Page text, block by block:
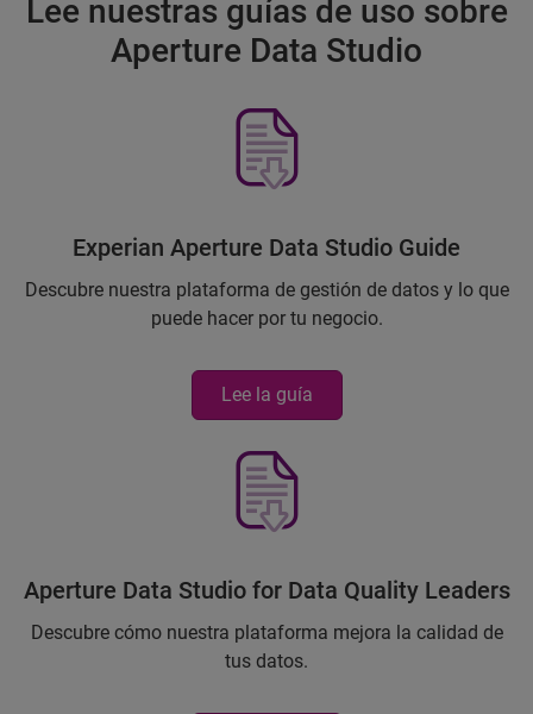
Lee nuestras guías de uso sobre
Aperture Data Studio
Experian Aperture Data Studio Guide
Descubre nuestra plataforma de gestión de datos y lo que
puede hacer por tu negocio.
Lee la guía
Aperture Data Studio for Data Quality Leaders
Descubre cómo nuestra plataforma mejora la calidad de
tus datos.